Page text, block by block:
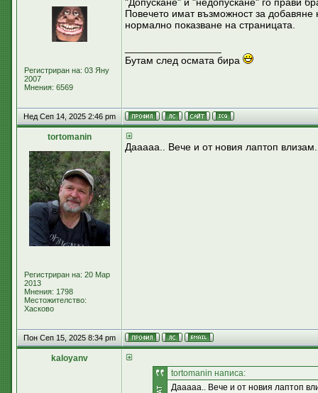
Регистриран на: 03 Яну
2007
Мнения: 6569
Повечето имат възможност за
нормално показване на страницата.
Бутам след осмата бира
Нед Сеп 14, 2025 2:46 pm
tortomanin
Регистриран на: 20 Мар
2013
Мнения: 1798
Местожителство:
Хасково
Дааааа.. Вече и от новия лаптоп влизам.
Пон Сеп 15, 2025 8:34 pm
kaloyanv
tortomanin написа:
Дааааа.. Вече и от новия лаптоп